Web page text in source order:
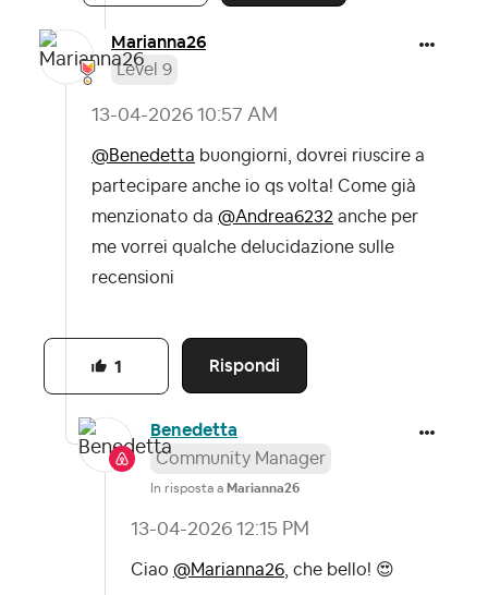
Marianna26
Level 9
‎13-04-2026 10:57 AM
@Benedetta buongiorni, dovrei riuscire a
partecipare anche io qs volta! Come già
menzionato da @Andrea6232 anche per
me vorrei qualche delucidazione sulle
recensioni
Rispondi
1
Benedetta
Community Manager
In risposta a Marianna26
‎13-04-2026 12:15 PM
Ciao @Marianna26 , che bello! 😍